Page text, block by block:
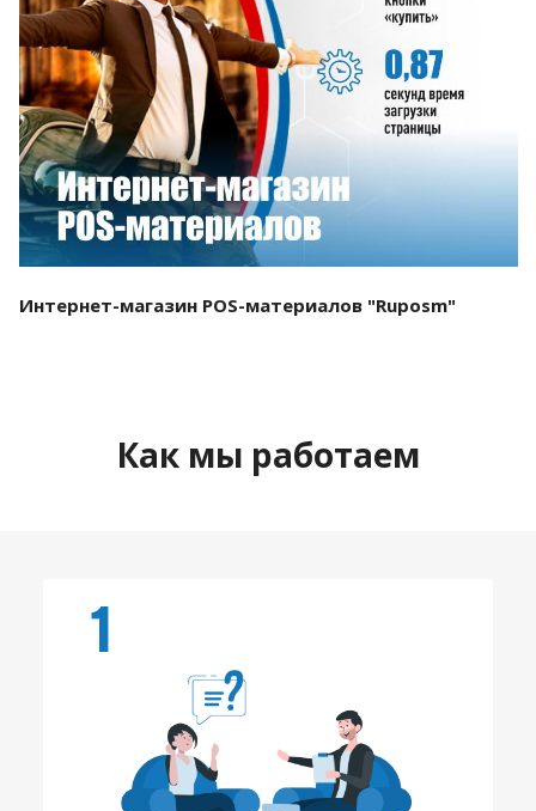
Смотреть проект
Интернет-магазин POS-материалов "Ruposm"
Как мы работаем
1